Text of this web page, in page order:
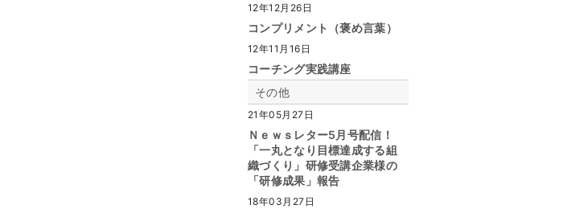
12年12月26日
コンプリメント（褒め言葉）
12年11月16日
コーチング実践講座
その他
21年05月27日
Ｎｅｗｓレター5月号配信！
「一丸となり目標達成する組
織づくり」研修受講企業様の
「研修成果」報告
18年03月27日